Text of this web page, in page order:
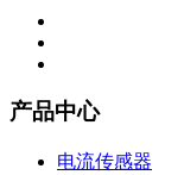
产品中心
电流传感器